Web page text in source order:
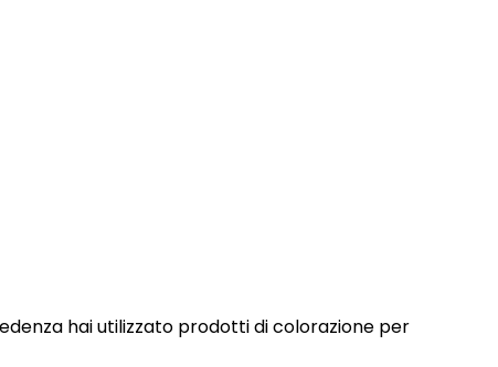
hai utilizzato prodotti di colorazione per